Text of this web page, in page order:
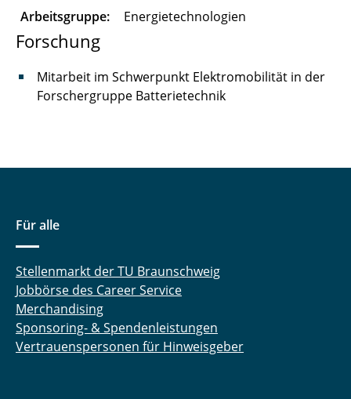
Arbeitsgruppe:
Energietechnologien
Forschung
Mitarbeit im Schwerpunkt Elektromobilität in der
Forschergruppe Batterietechnik
Für alle
Stellenmarkt der TU Braunschweig
Jobbörse des Career Service
Merchandising
Sponsoring- & Spendenleistungen
Vertrauenspersonen für Hinweisgeber